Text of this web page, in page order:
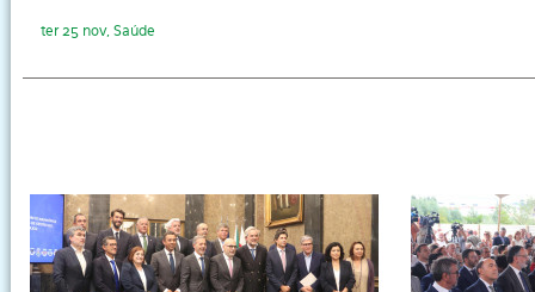
ter 25 nov, Saúde